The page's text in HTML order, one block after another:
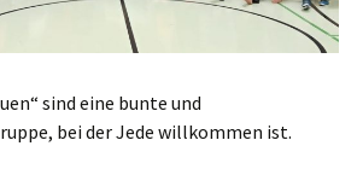
sind eine bunte und
bei der Jede willkommen ist.